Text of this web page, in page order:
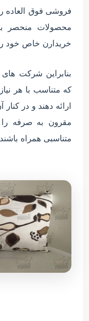
فروشی فوق العاده
محصولات منحصر
خریدارن خاص خود
بنابراین شرکت های
که متناسب با هر
ارائه دهند و در
مقرون به صرفه را
متناسبی همراه